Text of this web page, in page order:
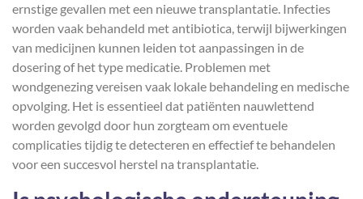
ernstige gevallen met een nieuwe transplantatie. Infecties
worden vaak behandeld met antibiotica, terwijl bijwerkingen
van medicijnen kunnen leiden tot aanpassingen in de
dosering of het type medicatie. Problemen met
wondgenezing vereisen vaak lokale behandeling en medische
opvolging. Het is essentieel dat patiënten nauwlettend
worden gevolgd door hun zorgteam om eventuele
complicaties tijdig te detecteren en effectief te behandelen
voor een succesvol herstel na transplantatie.